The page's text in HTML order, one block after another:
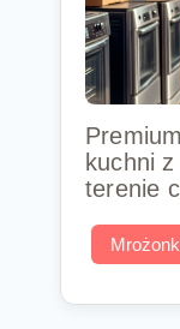
kuchni
terenie